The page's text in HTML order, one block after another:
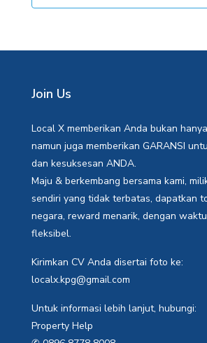
Join Us
Local X memberikan Anda bukan
namun juga memberikan GARANSI
dan kesuksesan ANDA.
Maju & berkembang bersama kami,
sendiri yang tidak terbatas, dapatkan
negara, reward menarik, dengan
fleksibel.
Kirimkan CV Anda disertai foto ke:
localx.kpg@gmail.com
Untuk informasi lebih lanjut, hubungi:
Property Help